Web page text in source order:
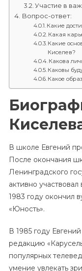
Участие в
Вопрос-ответ:
Какие
Какая
Какие
Киселев?
Какова
Каковы
Какое
В школе Евгений
После окончания
Ленинградского
активно
1983 году окончил
«Юность».
В 1985 году
редакцию
популярных
умение увлекать